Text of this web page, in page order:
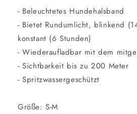
- Beleuchtetes Hundehalsband
- Bietet Rundumlicht, blinkend
konstant (6 Stunden)
- Wiederaufladbar mit dem
- Sichtbarkeit bis zu 200 Meter
- Spritzwassergeschützt
Größe: S-M